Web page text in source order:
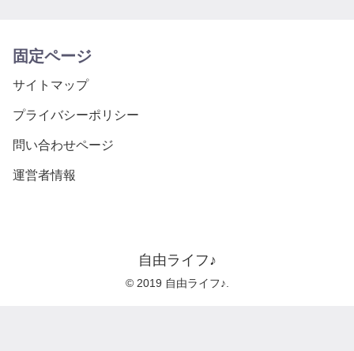
固定ページ
サイトマップ
プライバシーポリシー
問い合わせページ
運営者情報
自由ライフ♪
© 2019 自由ライフ♪.